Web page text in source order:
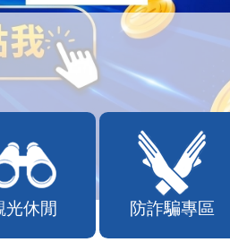
光休閒 防詐騙專區